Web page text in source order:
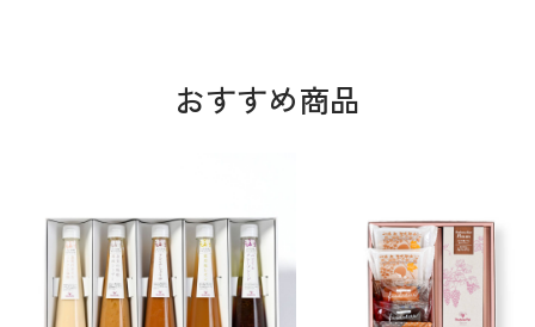
おすすめ商品